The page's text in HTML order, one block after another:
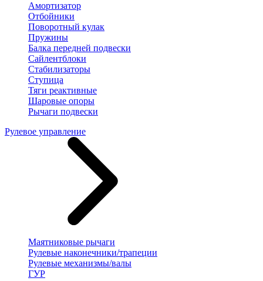
Амортизатор
Отбойники
Поворотный кулак
Пружины
Балка передней подвески
Сайлентблоки
Стабилизаторы
Ступица
Тяги реактивные
Шаровые опоры
Рычаги подвески
Рулевое управление
Маятниковые рычаги
Рулевые наконечники/трапеции
Рулевые механизмы/валы
ГУР